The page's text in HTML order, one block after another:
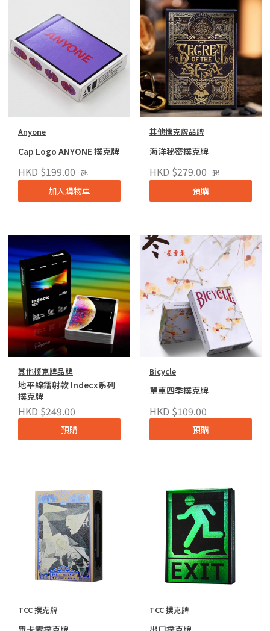
Anyone
Cap Logo ANYONE 撲克牌
HKD $199.00 起
加入購物車
其他撲克牌品牌
海洋秘密撲克牌
HKD $279.00 起
預購
其他撲克牌品牌
地平線鐳射款 Indecx系列
撲克牌
HKD $249.00
預購
Bicycle
單車四季撲克牌
HKD $109.00
預購
TCC 撲克牌 TCC 撲克牌